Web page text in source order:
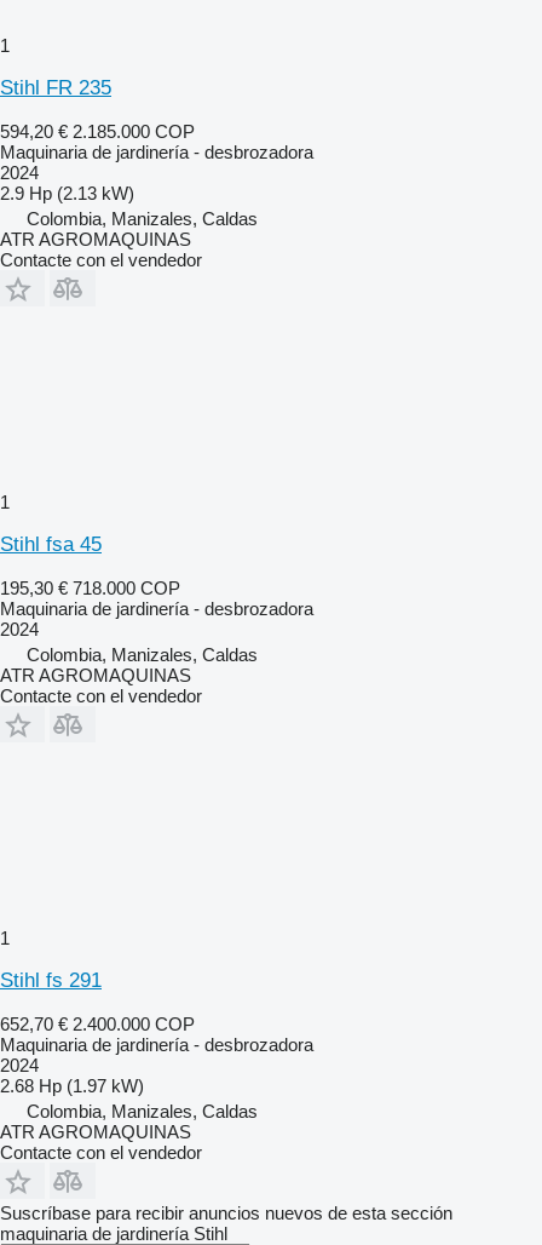
1
Stihl FR 235
594,20 € 2.185.000 COP
Maquinaria de jardinería - desbrozadora
2024
2.9 Hp (2.13 kW)
Colombia, Manizales, Caldas
ATR AGROMAQUINAS
Contacte con el vendedor
1
Stihl fsa 45
195,30 € 718.000 COP
Maquinaria de jardinería - desbrozadora
2024
Colombia, Manizales, Caldas
ATR AGROMAQUINAS
Contacte con el vendedor
1
Stihl fs 291
652,70 € 2.400.000 COP
Maquinaria de jardinería - desbrozadora
2024
2.68 Hp (1.97 kW)
Colombia, Manizales, Caldas
ATR AGROMAQUINAS
Contacte con el vendedor
Suscríbase para recibir anuncios nuevos de esta sección
maquinaria de jardinería Stihl